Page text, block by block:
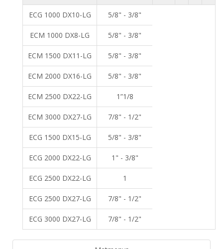
ECG 1000 DX10-LG 5/8" - 3/8"
ECM 1000 DX8-LG 5/8" - 3/8"
ECM 1500 DX11-LG 5/8" - 3/8"
ECM 2000 DX16-LG 5/8" - 3/8"
ECM 2500 DX22-LG 1”1/8
ECM 3000 DX27-LG 7/8" - 1/2"
ECG 1500 DX15-LG 5/8" - 3/8"
ECG 2000 DX22-LG 1" - 3/8"
ECG 2500 DX22-LG 1
ECG 2500 DX27-LG 7/8" - 1/2"
ECG 3000 DX27-LG 7/8" - 1/2"